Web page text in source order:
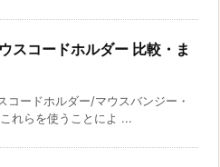
スコードホルダー 比較・ま
コードホルダー/マウスバンジー・
れらを使うことによ ...